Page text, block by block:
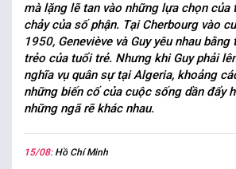
mà lặng lẽ tan vào những lựa chọn của
chảy của số phận. Tại Cherbourg vào
1950, Geneviève và Guy yêu nhau
trẻo của tuổi trẻ. Nhưng khi Guy phải
nghĩa vụ quân sự tại Algeria, khoảng
những biến cố của cuộc sống dần đẩy
những ngã rẽ khác nhau.
15/08: Hồ Chí Minh